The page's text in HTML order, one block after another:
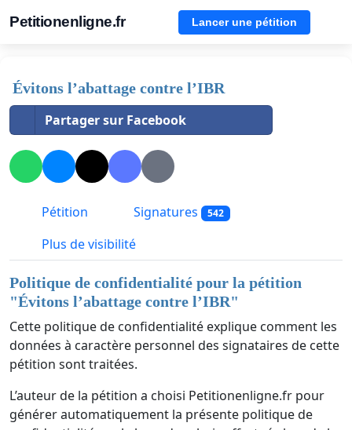
Petitionenligne.fr Lancer une pétition
Évitons l’abattage contre l’IBR
Partager sur Facebook
Pétition Signatures 542
Plus de visibilité
Politique de confidentialité pour la pétition
"Évitons l’abattage contre l’IBR"
Cette politique de confidentialité explique comment les
données à caractère personnel des signataires de cette
pétition sont traitées.
L’auteur de la pétition a choisi Petitionenligne.fr pour
générer automatiquement la présente politique de